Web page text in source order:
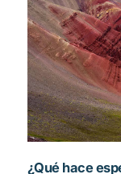
¿Qué hace